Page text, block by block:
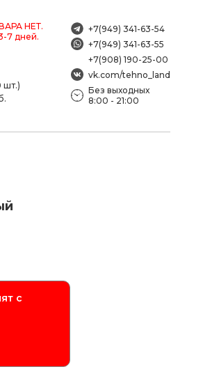
НЕТ.
7 дней.
шт.)
+7(949) 341-63-54
+7(949) 341-63-55
+7(908) 190-25-00
vk.com/tehno_land
Без выходных
8:00 - 21:00
с